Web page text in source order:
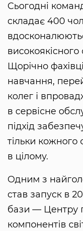
Сьогодні
складає 400
високоякісного
Щорічно
навчання,
колег і
в сервісне
підхід
тільки кожного
в цілому.
Одним з
став запуск в
бази — Центру
компонентів